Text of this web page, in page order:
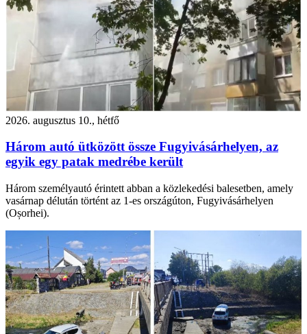
2026. augusztus 10., hétfő
Három autó ütközött össze Fugyivásárhelyen, az
egyik egy patak medrébe került
Három személyautó érintett abban a közlekedési balesetben, amely
vasárnap délután történt az 1-es országúton, Fugyivásárhelyen
(Oșorhei).